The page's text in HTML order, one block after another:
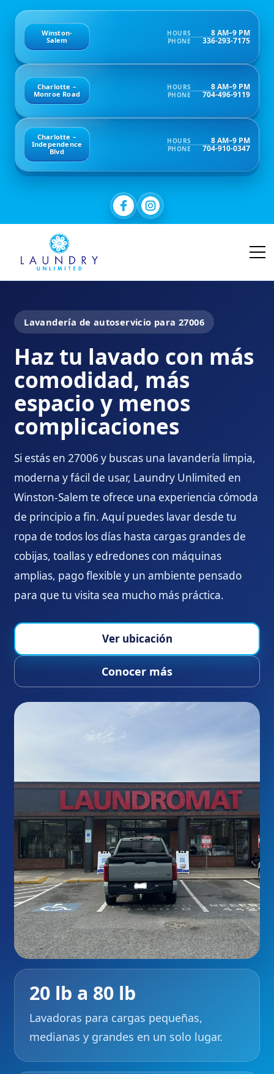
Winston-
Salem
HOURS 8 AM–9 PM
PHONE 336-293-7175
Charlotte –
Monroe Road
HOURS 8 AM–9 PM
PHONE 704-496-9119
Charlotte –
Independence
Blvd
HOURS 8 AM–9 PM
PHONE 704-910-0347
Lavandería de autoservicio para 27006
Haz tu lavado con más
comodidad, más
espacio y menos
complicaciones
Si estás en 27006 y buscas una lavandería limpia,
moderna y fácil de usar, Laundry Unlimited en
Winston-Salem te ofrece una experiencia cómoda
de principio a fin. Aquí puedes lavar desde tu
ropa de todos los días hasta cargas grandes de
cobijas, toallas y edredones con máquinas
amplias, pago flexible y un ambiente pensado
para que tu visita sea mucho más práctica.
Ver ubicación
Conocer más
20 lb a 80 lb
Lavadoras para cargas pequeñas,
medianas y grandes en un solo lugar.